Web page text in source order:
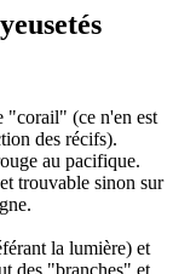
"corail" (ce n'en est
des récifs).
au pacifique.
trouvable sinon sur
la lumière) et
des "branches" et